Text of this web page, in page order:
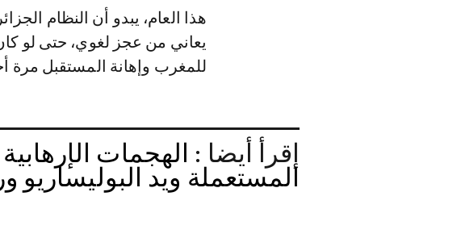
هذا العام، يبدو أن النظام
يعاني من عجز لغوي، حتى لو كان
للمغرب وإهانة المستقبل مرة
إقرأ أيضا : الهجمات
المستعملة ويد البوليساريو